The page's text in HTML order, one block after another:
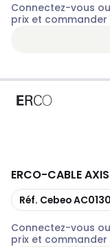
Connectez-vous
prix et commander
ERCO-CABLE
Copier
Réf. Cebeo
Connectez-vous
prix et commander